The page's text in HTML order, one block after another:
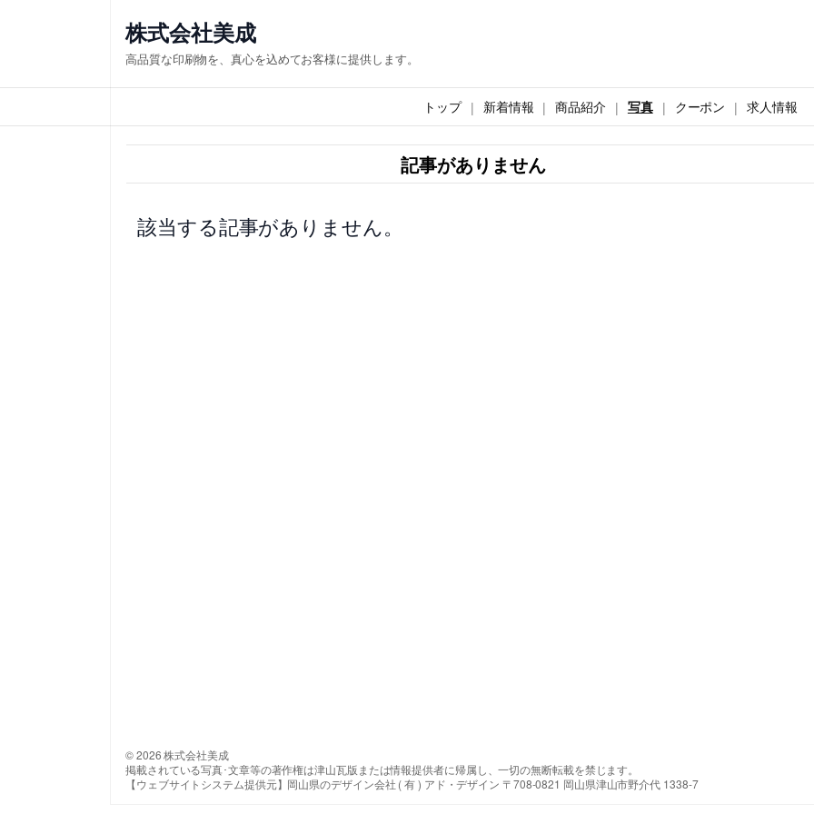
ス
キ
株式会社美成
高品質な印刷物を、真心を込めてお客様に提供します。
トップ 新着情報 商品紹介 写真 クーポン 求人情報
記事がありません
該当する記事がありません。
© 2026 株式会社美成
掲載されている写真･文章等の著作権は津山瓦版または情報提供者に帰属し、一切の無断転載を禁じます。
【ウェブサイトシステム提供元】岡山県のデザイン会社 ( 有 ) アド・デザイン 〒708-0821 岡山県津山市野介代 1338-7